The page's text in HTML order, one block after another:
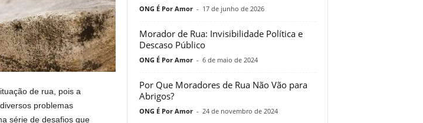
de rua, pois a
problemas
série de desafios que
ONG É Por Amor - 17 de junho de 2026
Morador de Rua: Invisibilidade Política e
Descaso Público
ONG É Por Amor - 6 de maio de 2024
Por Que Moradores de Rua Não Vão para
Abrigos?
ONG É Por Amor - 24 de novembro de 2024